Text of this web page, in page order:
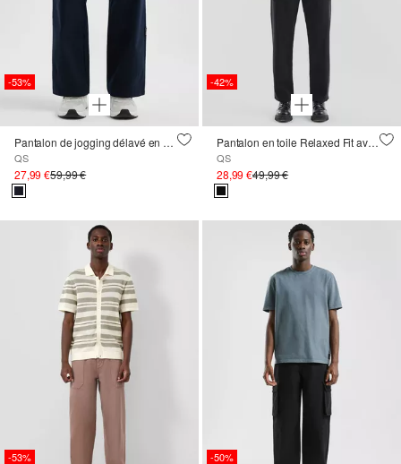
-53%
Pantalon de jogging délavé en sergé lourd
QS
27,99 €59,99 €
-42%
Pantalon en toile Relaxed Fit avec taille élastique à cordon
QS
28,99 €49,99 €
-53% -50%